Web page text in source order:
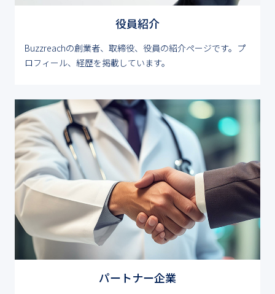
役員紹介
Buzzreachの創業者、取締役、役員の紹介ページです。プ
ロフィール、経歴を掲載しています。
パートナー企業